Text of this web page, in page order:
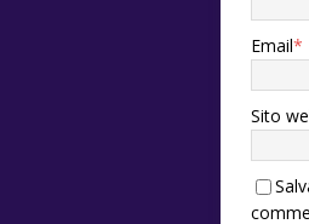
Email*
Sito